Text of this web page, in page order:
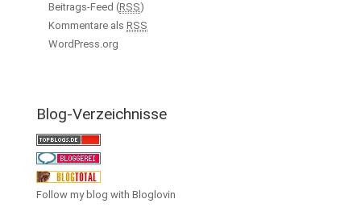
Beitrags-Feed (RSS)
Kommentare als RSS
WordPress.org
Blog-Verzeichnisse
Follow my blog with Bloglovin